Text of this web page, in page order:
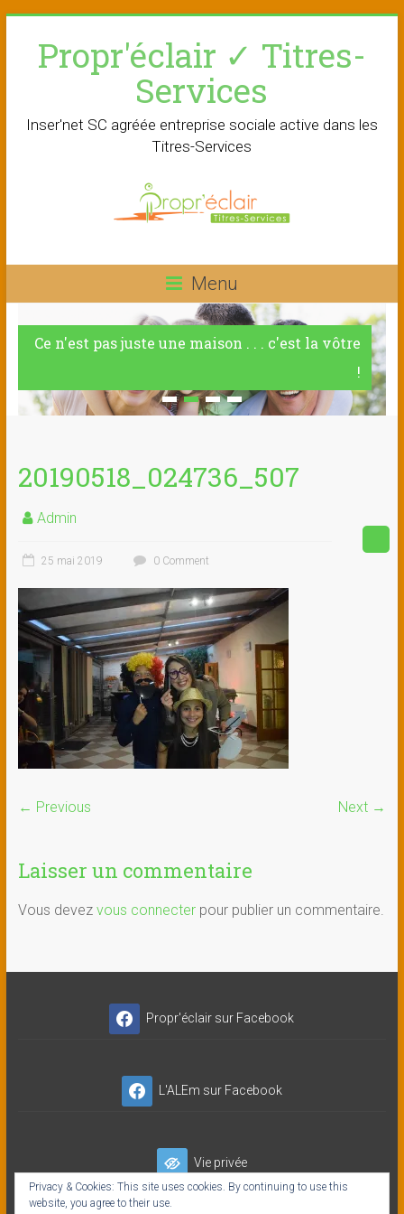
contentPropr'éclair ✓ Titres-
Services
Inser'net SC agréée entreprise sociale active dans les
Titres-Services
Menu
Ce n'est pas juste une maison . . . c'est la vôtre
!
20190518_024736_507
Admin
25 mai 2019 0 Comment
← Previous Next →
Laisser un commentaire
Vous devez vous connecterpour publier un commentaire.
Propr'éclair sur Facebook
L'ALEm sur Facebook
Vie privée
Privacy & Cookies: This site uses cookies. By continuing to use this
website, you agree to their use.